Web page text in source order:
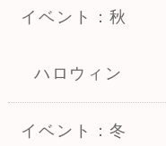
イベント：秋
ハロウィン
イベント：冬